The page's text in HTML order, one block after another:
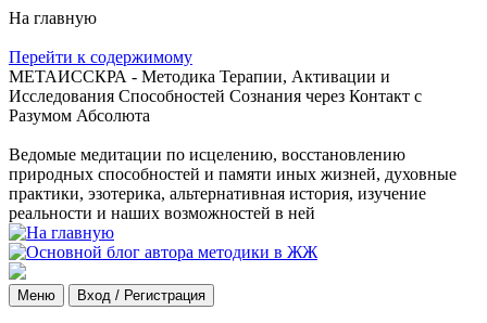
На главную
Перейти к содержимому
МЕТАИССКРА - Методика Терапии, Активации и
Исследования Способностей Сознания через Контакт с
Разумом Абсолюта
Ведомые медитации по исцелению, восстановлению
природных способностей и памяти иных жизней, духовные
практики, эзотерика, альтернативная история, изучение
реальности и наших возможностей в ней
Меню Вход / Регистрация